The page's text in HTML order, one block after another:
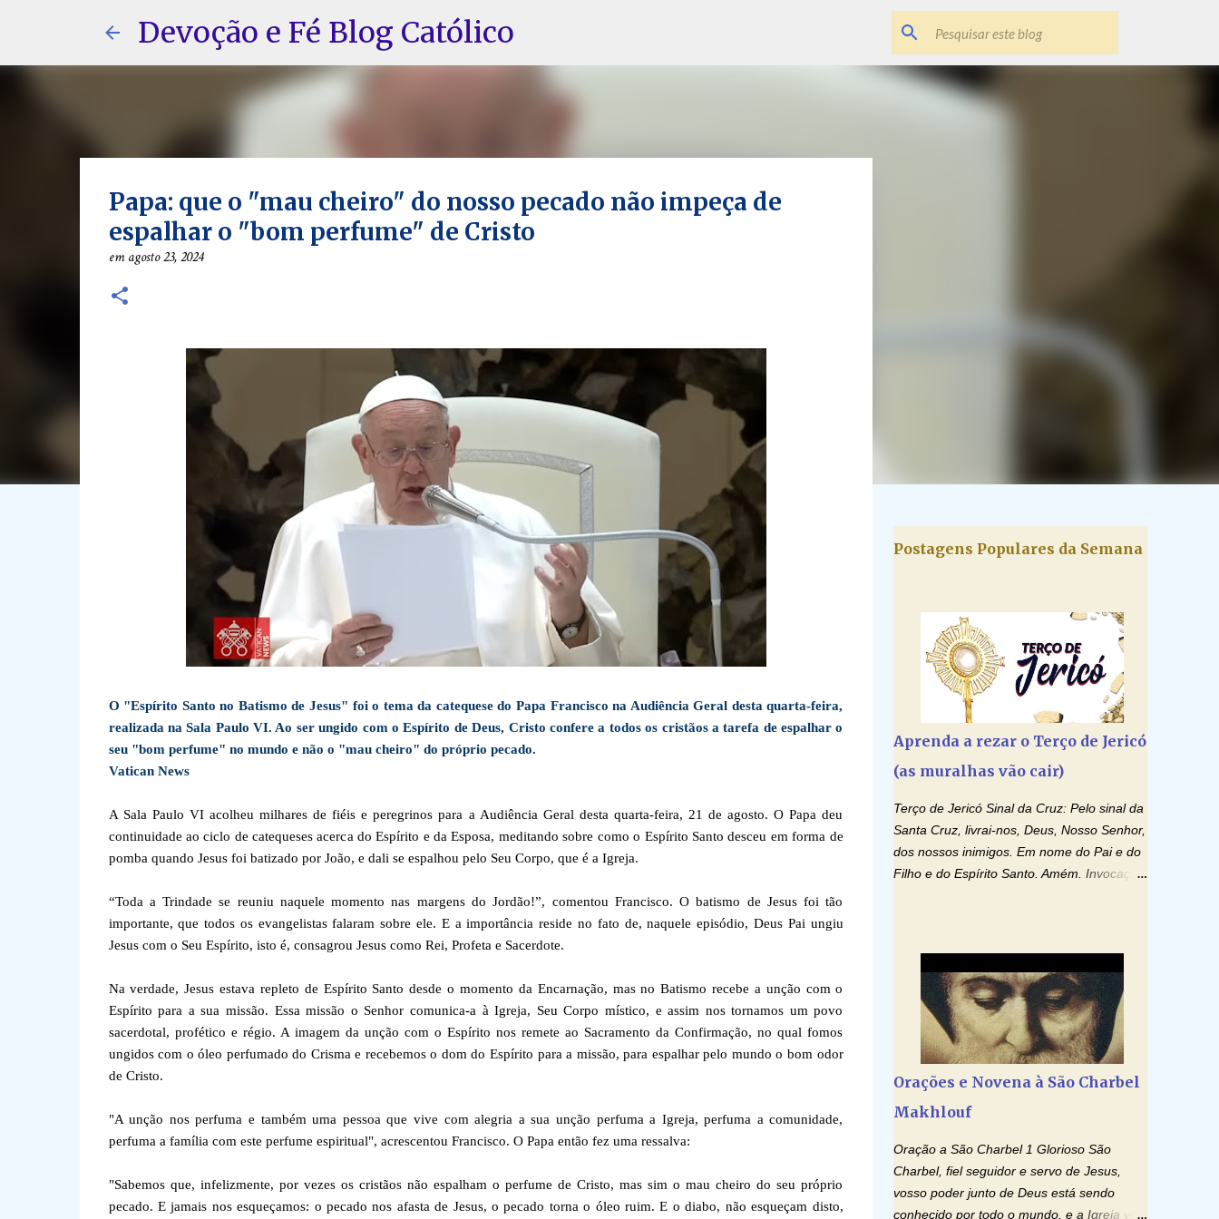
Pular para o conteúdo principal
Devoção e Fé Blog Católico
Papa: que o "mau cheiro" do nosso pecado não impeça de
espalhar o "bom perfume" de Cristo
emagosto 23, 2024
O "Espírito Santo no Batismo de Jesus" foi o tema da catequese do Papa Francisco na Audiência Geral desta quarta-feira,
realizada na Sala Paulo VI. Ao ser ungido com o Espírito de Deus, Cristo confere a todos os cristãos a tarefa de espalhar o
seu "bom perfume" no mundo e não o "mau cheiro" do próprio pecado.
Vatican News
A Sala Paulo VI acolheu milhares de fiéis e peregrinos para a Audiência Geral desta quarta-feira, 21 de agosto. O Papa deu
continuidade ao ciclo de catequeses acerca do Espírito e da Esposa, meditando sobre como o Espírito Santo desceu em forma de
pomba quando Jesus foi batizado por João, e dali se espalhou pelo Seu Corpo, que é a Igreja.
“Toda a Trindade se reuniu naquele momento nas margens do Jordão!”, comentou Francisco. O batismo de Jesus foi tão
importante, que todos os evangelistas falaram sobre ele. E a importância reside no fato de, naquele episódio, Deus Pai ungiu
Jesus com o Seu Espírito, isto é, consagrou Jesus como Rei, Profeta e Sacerdote.
Na verdade, Jesus estava repleto de Espírito Santo desde o momento da Encarnação, mas no Batismo recebe a unção com o
Espírito para a sua missão. Essa missão o Senhor comunica-a à Igreja, Seu Corpo místico, e assim nos tornamos um povo
sacerdotal, profético e régio. A imagem da unção com o Espírito nos remete ao Sacramento da Confirmação, no qual fomos
ungidos com o óleo perfumado do Crisma e recebemos o dom do Espírito para a missão, para espalhar pelo mundo o bom odor
de Cristo.
"A unção nos perfuma e também uma pessoa que vive com alegria a sua unção perfuma a Igreja, perfuma a comunidade,
perfuma a família com este perfume espiritual", acrescentou Francisco. O Papa então fez uma ressalva:
"Sabemos que, infelizmente, por vezes os cristãos não espalham o perfume de Cristo, mas sim o mau cheiro do seu próprio
pecado. E jamais nos esqueçamos: o pecado nos afasta de Jesus, o pecado torna o óleo ruim. E o diabo, não esqueçam disto,
Postagens Populares da Semana
Aprenda a rezar o Terço de Jericó
(as muralhas vão cair)
Terço de Jericó Sinal da Cruz: Pelo sinal da
Santa Cruz, livrai-nos, Deus, Nosso Senhor,
dos nossos inimigos. Em nome do Pai e do
Filho e do Espírito Santo. Amém. Invocação
renovareis a face da terra. Oremos: Ó
Deus, que instruístes os corações dos
vossos fiéis com a luz do Espírito Santo,
fazei que apreciemos retamente todas as
gozemos sempre da sua consolação. Por
Cristo, Senhor Nosso. Amém. Creio: Creio
céu e da terra; e em Jesus Cristo, seu único
Filho, nosso Senhor; que foi concebido pelo
poder do Espí­rito Santo; nasceu da Virgem
Orações e Novena à São Charbel
Makhlouf
Oração a São Charbel 1 Glorioso São
Charbel, fiel seguidor e servo de Jesus,
vosso poder junto de Deus está sendo
conhecido por todo o mundo, e a Igreja vos